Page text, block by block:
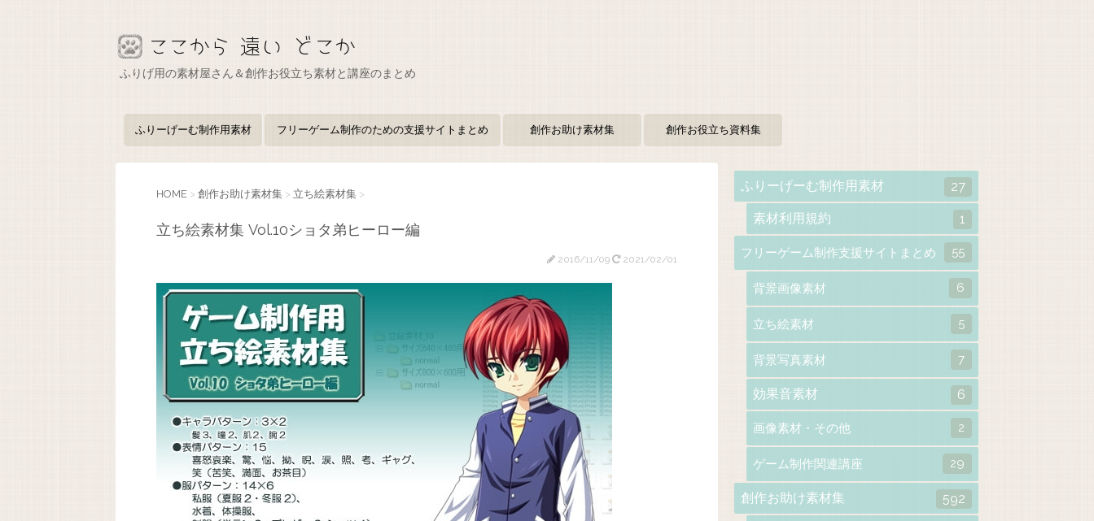
ふりげ用の素材屋さん＆創作お役立ち素材と講座のまとめ
ふりーげーむ制作用素材 フリーゲーム制作のための支援サイトまとめ 創作お助け素材集 創作お役立ち資料集
HOME > 創作お助け素材集 > 立ち絵素材集 >
立ち絵素材集 Vol.10ショタ弟ヒーロー編
2016/11/09 2021/02/01
ふりーげーむ制作用素材 27
素材利用規約 1
フリーゲーム制作支援サイトまとめ 55
背景画像素材 6
立ち絵素材 5
背景写真素材 7
効果音素材 6
画像素材・その他 2
ゲーム制作関連講座 29
創作お助け素材集 592